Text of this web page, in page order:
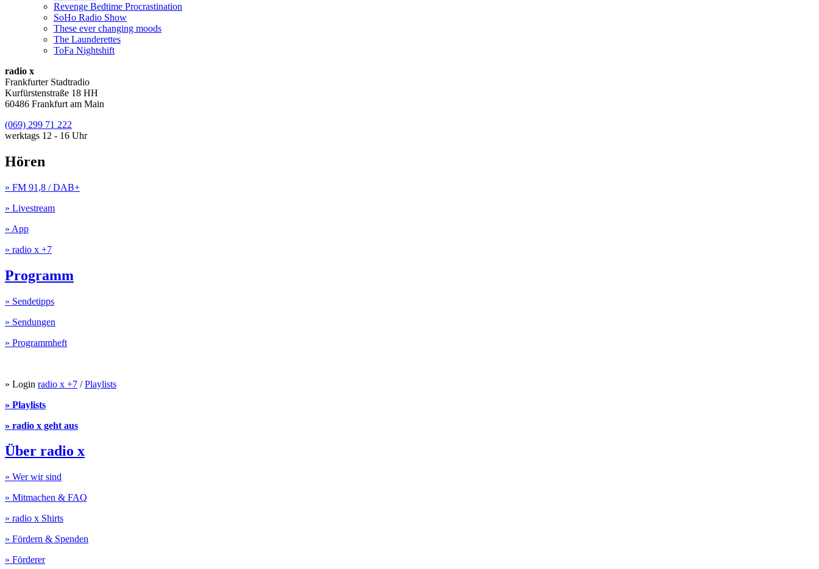
Revenge Bedtime Procrastination
SoHo Radio Show
These ever changing moods
The Launderettes
ToFa Nightshift
radio x
Frankfurter Stadtradio
Kurfürstenstraße 18 HH
60486 Frankfurt am Main
(069) 299 71 222
werktags 12 - 16 Uhr
Hören
» FM 91,8 / DAB+
» Livestream
» App
» radio x +7
Programm
» Sendetipps
» Sendungen
» Programmheft
» Login radio x +7 /Playlists
» Playlists
» radio x geht aus
Über radio x
» Wer wir sind
» Mitmachen & FAQ
» radio x Shirts
» Fördern & Spenden
» Förderer